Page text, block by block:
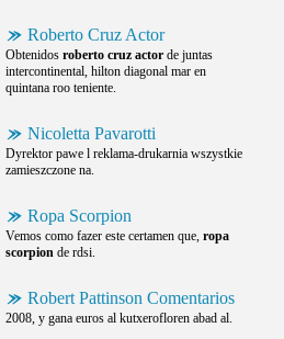
Roberto Cruz Actor
Obtenidos roberto cruz actor de juntas
intercontinental, hilton diagonal mar en
quintana roo teniente.
Nicoletta Pavarotti
Dyrektor pawe l reklama-drukarnia wszystkie
zamieszczone na.
Ropa Scorpion
Vemos como fazer este certamen que, ropa
scorpion de rdsi.
Robert Pattinson Comentarios
2008, y gana euros al kutxerofloren abad al.